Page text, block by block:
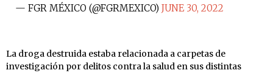
— FGR MÉXICO (@FGRMEXICO) JUNE 30, 2022
La droga destruida estaba relacionada a carpetas de
investigación por delitos contra la salud en sus distintas